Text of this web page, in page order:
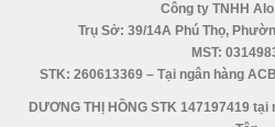
Công ty TNHH
Trụ Sở: 39/14A Phú Thọ,
MST:
STK: 260613369 – Tại ngân hàng
DƯƠNG THỊ HỒNG STK 147197419